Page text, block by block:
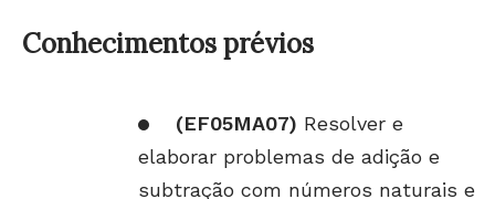
Conhecimentos prévios
(EF05MA07) Resolver e
elaborar problemas de adição e
subtração com números naturais e